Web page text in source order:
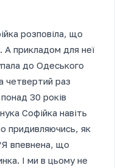
розповіла, що
А прикладом для неї
до Одеського
четвертий раз
30 років
Софійка навіть
придивляючись, як
впевнена, що
І ми в цьому не